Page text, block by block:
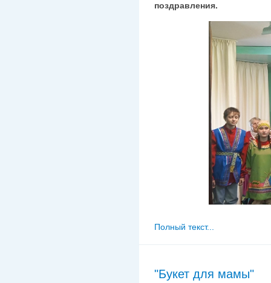
поздравления.
Полный текст...
"Букет для мамы"